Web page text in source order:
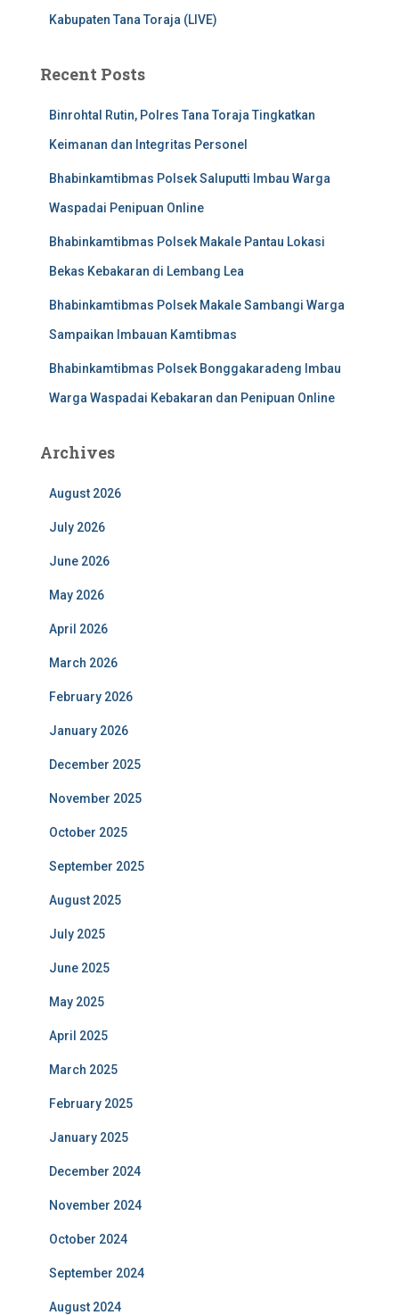
Kabupaten Tana Toraja (LIVE)
Recent Posts
Binrohtal Rutin, Polres Tana Toraja Tingkatkan
Keimanan dan Integritas Personel
Bhabinkamtibmas Polsek Saluputti Imbau Warga
Waspadai Penipuan Online
Bhabinkamtibmas Polsek Makale Pantau Lokasi
Bekas Kebakaran di Lembang Lea
Bhabinkamtibmas Polsek Makale Sambangi Warga
Sampaikan Imbauan Kamtibmas
Bhabinkamtibmas Polsek Bonggakaradeng Imbau
Warga Waspadai Kebakaran dan Penipuan Online
Archives
August 2026
July 2026
June 2026
May 2026
April 2026
March 2026
February 2026
January 2026
December 2025
November 2025
October 2025
September 2025
August 2025
July 2025
June 2025
May 2025
April 2025
March 2025
February 2025
January 2025
December 2024
November 2024
October 2024
September 2024
August 2024